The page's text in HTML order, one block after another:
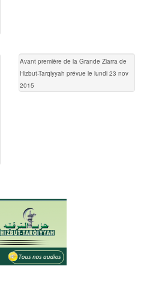
Avant première de la Grande Ziarra de
Hizbut-Tarqiyyah prévue le lundi 23 nov
2015